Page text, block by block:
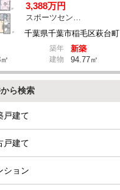
千葉県千葉市稲毛区萩台町
3,388万円
スポーツセンター駅 徒歩11分
築年 新築
建物 94.77㎡
ら検索
戸建て
戸建て
ション